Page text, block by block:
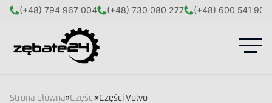
(+48) 794 967 004 (+48) 730 080 277 (+48) 600 541 908
Strona główna»Części»Części Volvo